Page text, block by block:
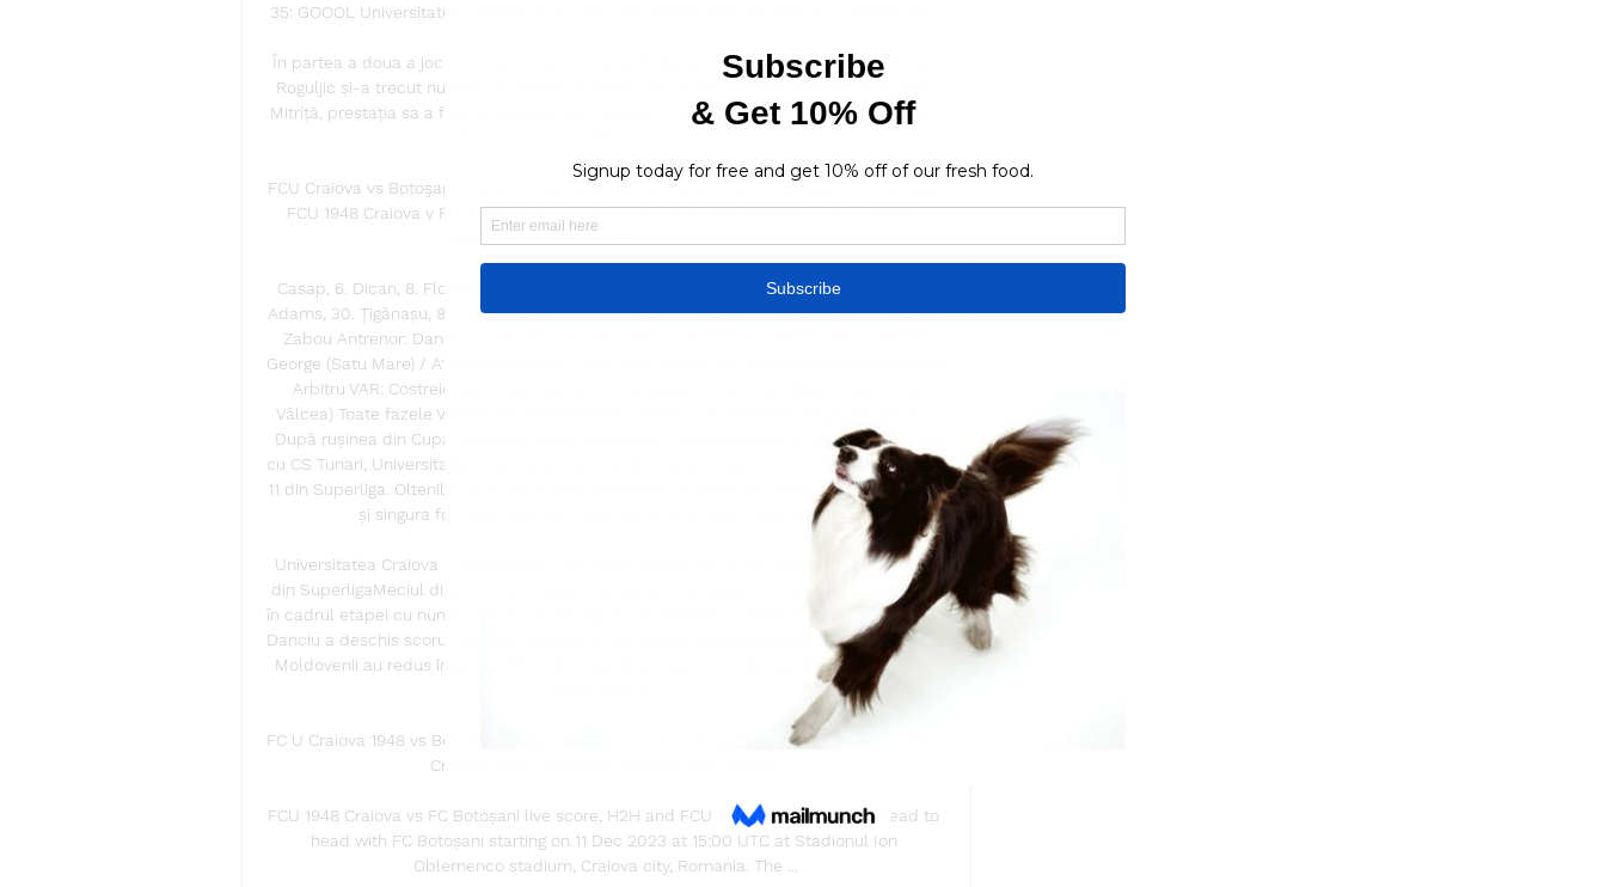
35: GOOOL Universitatea Craiova! Alex Crețu finalizează pasa filtrantă a lui Mitriță! Min.
În partea a doua a jocului, oltenii s-au dezlănțuit. Markovic a marcat în minutul 70, iar
Roguljic și-a trecut numele pe tabelă în minutul 89. După un meci bun făcut de Alex
Mitriță, prestația sa a fost încununată cu o reușită în minutul 90, din pasa lui Markovic,
FCU Craiova vs Botoşani în direct 11 decembrie 2023 acum 55 de minute — Urmărește
FCU 1948 Craiova v FC Botoșani 11. 12. 2023 live - livescore, statistici H2H, ultimele
Casap, 6. Dican, 8. Florescu – 10. N’Goma, 90. Ilic, 93. Pinson Rezerve: 82. Ureche, 12.
Adams, 30. Țigănașu, 80. Cărăușu, 66. Mouaddib, 24. Cioiu, 9. G. Dragomir, 28. Petro, 99.
Zabou Antrenor: Dan Alexa Stadion: Ion Oblemenco (Craiova) Arbitru: Vidican Rares
George (Satu Mare) / A1: Danşa Ciprian Florin (Satu Mare), A2: Orbuleţ Mircea (Bucureşti)
Arbitru VAR: Costreie Sorin (Voluntari), Arbitru asistent VAR: Busi Cătălin (Râmnicu
Vâlcea) Toate fazele VIDEO din Universitatea Craiova – FC Botoșani pot fi văzute aici.
După rușinea din Cupa României, unde a debutat în faza grupelor cu un egal, scor 1-1
cu CS Tunari, Universitatea Craiova va încerca să obțină un succes în runda cu numărul
11 din Superliga. Oltenilor le va ieși în cale FC Botoșani, „lanterna roșie” a clasamentului
și singura formație care nu a obținut nicio victorie în campionat.
Universitatea Craiova - FC Botoșani, Live Video Online, de la ora 15:00, în runda a 11-a
din SuperligaMeciul dintre Universitatea Craiova și FC Botoșani s-a disputat duminică,
în cadrul etapei cu numărul 11 din Superliga și s-a încheiat cu victoria oltenilor, scor 5-1.
Danciu a deschis scorul încă din minutul 10, iar Crețu a înscris pentru 2-0 în minutul 35.
Moldovenii au redus însă din diferență după doar patru minute, stabilind și rezultatul
FC U Craiova 1948 vs Botosani H2H - Livescore FC U Craiova 1948 x Botosani h2h - FC U
Craiova 1948 x Botosani head to head results.
FCU 1948 Craiova vs FC Botoșani live score, H2H and FCU 1948 Craiova is going head to
head with FC Botoșani starting on 11 Dec 2023 at 15:00 UTC at Stadionul Ion
Oblemenco stadium, Craiova city, Romania. The ...